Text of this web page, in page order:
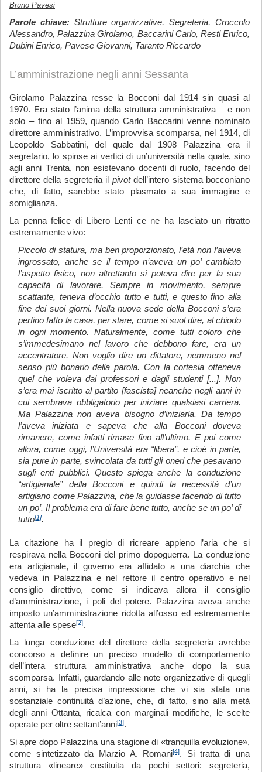
Bruno Pavesi
Parole chiave:Strutture organizzative, Segreteria, Croccolo
Alessandro, Palazzina Girolamo, Baccarini Carlo, Resti Enrico,
Dubini Enrico, Pavese Giovanni, Taranto Riccardo
L’amministrazione negli anni Sessanta
Girolamo Palazzina resse la Bocconi dal 1914 sin quasi al
1970. Era stato l’anima della struttura amministrativa – e non
solo – fino al 1959, quando Carlo Baccarini venne nominato
direttore amministrativo. L’improvvisa scomparsa, nel 1914, di
Leopoldo Sabbatini, del quale dal 1908 Palazzina era il
segretario, lo spinse ai vertici di un’università nella quale, sino
agli anni Trenta, non esistevano docenti di ruolo, facendo del
direttore della segreteria il pivotdell’intero sistema bocconiano
che, di fatto, sarebbe stato plasmato a sua immagine e
somiglianza.
La penna felice di Libero Lenti ce ne ha lasciato un ritratto
estremamente vivo:
Piccolo di statura, ma ben proporzionato, l’età non l’aveva
ingrossato, anche se il tempo n’aveva un po’ cambiato
l’aspetto fisico, non altrettanto si poteva dire per la sua
capacità di lavorare. Sempre in movimento, sempre
scattante, teneva d’occhio tutto e tutti, e questo fino alla
fine dei suoi giorni. Nella nuova sede della Bocconi s’era
perfino fatto la casa, per stare, come si suol dire, al chiodo
in ogni momento. Naturalmente, come tutti coloro che
s’immedesimano nel lavoro che debbono fare, era un
accentratore. Non voglio dire un dittatore, nemmeno nel
senso più bonario della parola. Con la cortesia otteneva
quel che voleva dai professori e dagli studenti [...]. Non
s’era mai iscritto al partito [fascista] neanche negli anni in
cui sembrava obbligatorio per iniziare qualsiasi carriera.
Ma Palazzina non aveva bisogno d’iniziarla. Da tempo
l’aveva iniziata e sapeva che alla Bocconi doveva
rimanere, come infatti rimase fino all’ultimo. E poi come
allora, come oggi, l’Università era “libera”, e cioè in parte,
sia pure in parte, svincolata da tutti gli oneri che pesavano
sugli enti pubblici. Questo spiega anche la conduzione
“artigianale” della Bocconi e quindi la necessità d’un
artigiano come Palazzina, che la guidasse facendo di tutto
un po’. Il problema era di fare bene tutto, anche se un po’ di
tutto[1].
La citazione ha il pregio di ricreare appieno l’aria che si
respirava nella Bocconi del primo dopoguerra. La conduzione
era artigianale, il governo era affidato a una diarchia che
vedeva in Palazzina e nel rettore il centro operativo e nel
consiglio direttivo, come si indicava allora il consiglio
d’amministrazione, i poli del potere. Palazzina aveva anche
imposto un’amministrazione ridotta all’osso ed estremamente
attenta alle spese[2].
La lunga conduzione del direttore della segreteria avrebbe
concorso a definire un preciso modello di comportamento
dell’intera struttura amministrativa anche dopo la sua
scomparsa. Infatti, guardando alle note organizzative di quegli
anni, si ha la precisa impressione che vi sia stata una
sostanziale continuità d’azione, che, di fatto, sino alla metà
degli anni Ottanta, ricalca con marginali modifiche, le scelte
operate per oltre settant’anni[3].
Si apre dopo Palazzina una stagione di «tranquilla evoluzione»,
come sintetizzato da Marzio A. Romani[4]. Si tratta di una
struttura «lineare» costituita da pochi settori: segreteria,